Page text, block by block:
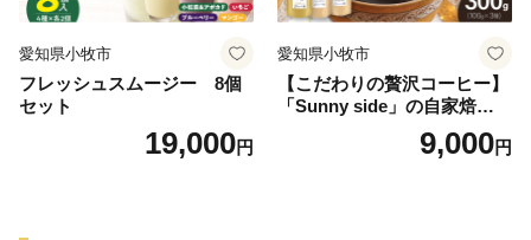
愛知県小牧市
フレッシュスムージー 8個
セット
19,000円
愛知県小牧市
【こだわりの贅沢コーヒー】
「Sunny side」の自家焙煎珈
琲ブレンド珈琲飲み比べセッ
9,000円